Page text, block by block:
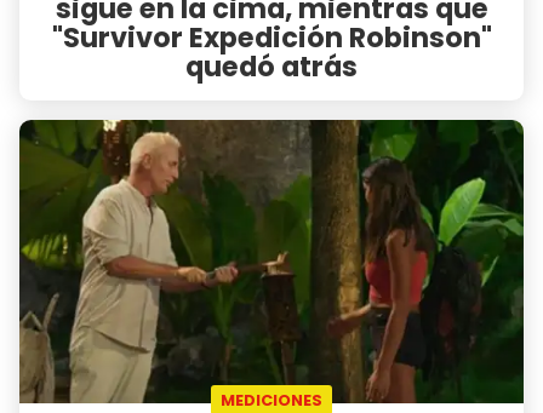
sigue en la cima, mientras que
"Survivor Expedición Robinson"
quedó atrás
MEDICIONES